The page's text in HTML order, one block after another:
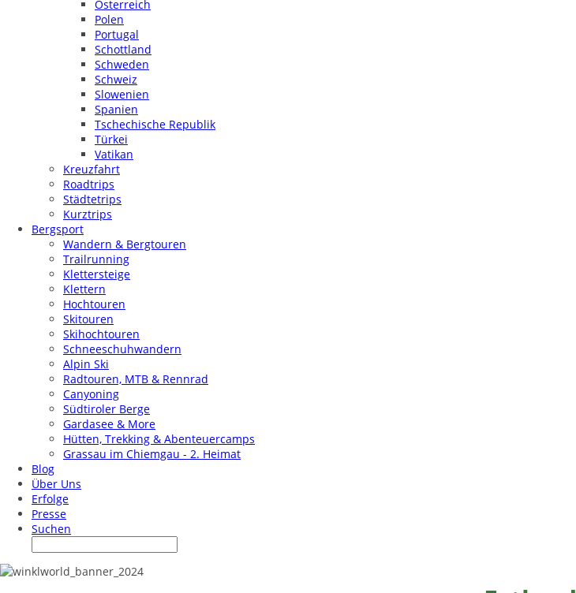
Österreich
Polen
Portugal
Schottland
Schweden
Schweiz
Slowenien
Spanien
Tschechische Republik
Türkei
Vatikan
Kreuzfahrt
Roadtrips
Städtetrips
Kurztrips
Bergsport
Wandern & Bergtouren
Trailrunning
Klettersteige
Klettern
Hochtouren
Skitouren
Skihochtouren
Schneeschuhwandern
Alpin Ski
Radtouren, MTB & Rennrad
Canyoning
Südtiroler Berge
Gardasee & More
Hütten, Trekking & Abenteuercamps
Grassau im Chiemgau - 2. Heimat
Blog
Über Uns
Erfolge
Presse
Suchen